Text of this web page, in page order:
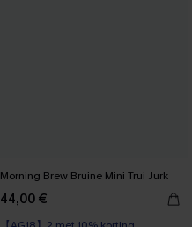
Morning Brew Bruine Mini Trui Jurk
44,00 €